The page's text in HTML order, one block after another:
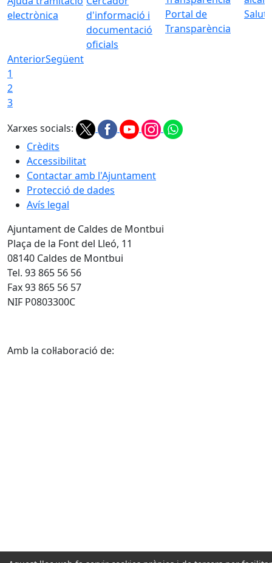
electrònica
d'informació i
documentació
oficials
Portal de
Transparència
AnteriorSegüent
1
2
3
Xarxes socials:
Crèdits
Accessibilitat
Contactar amb l'Ajuntament
Protecció de dades
Avís legal
Ajuntament de Caldes de Montbui
Plaça de la Font del Lleó, 11
08140 Caldes de Montbui
Tel. 93 865 56 56
Fax 93 865 56 57
NIF P0803300C
Amb la col·laboració de: